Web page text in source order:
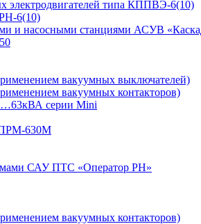
электродвигателей типа КППВЭ-6(10)
6(10)
и насосными станциями АСУВ
вакуумных выключателей)
вакуумных контакторов)
серии Mini
630М
САУ ПТС «Оператор РН»
вакуумных контакторов)